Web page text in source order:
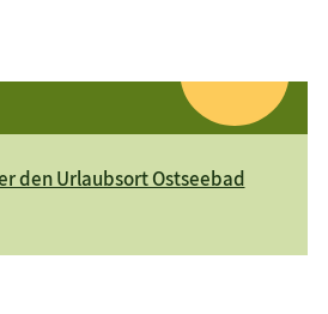
den Urlaubsort Ostseebad